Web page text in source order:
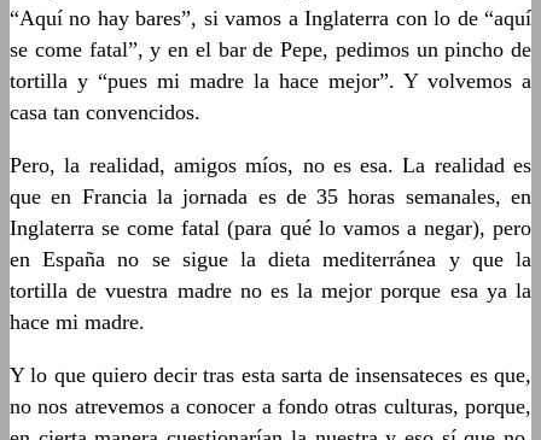
“Aquí no hay bares”, si vamos a Inglaterra con lo de “aquí
se come fatal”, y en el bar de Pepe, pedimos un pincho de
tortilla y “pues mi madre la hace mejor”. Y volvemos a
casa tan convencidos.
Pero, la realidad, amigos míos, no es esa. La realidad es
que en Francia la jornada es de 35 horas semanales, en
Inglaterra se come fatal (para qué lo vamos a negar), pero
en España no se sigue la dieta mediterránea y que la
tortilla de vuestra madre no es la mejor porque esa ya la
hace mi madre.
Y lo que quiero decir tras esta sarta de insensateces es que,
no nos atrevemos a conocer a fondo otras culturas, porque,